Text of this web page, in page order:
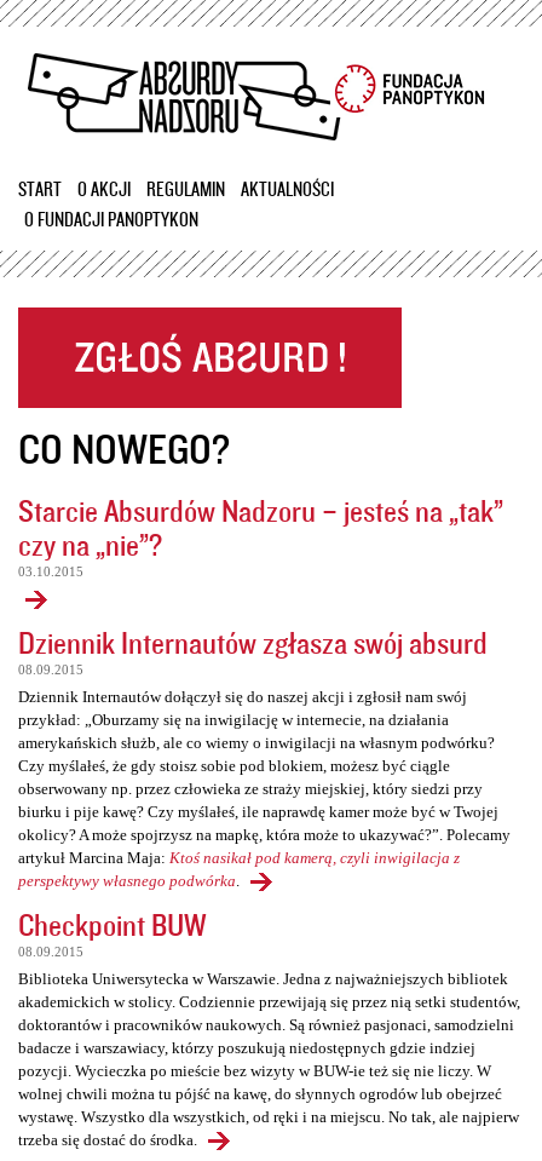
Przejdź
treści
START O AKCJI REGULAMIN
AKTUALNOŚCI
O FUNDACJI PANOPTYKON
CO NOWEGO?
Starcie Absurdów Nadzoru – jesteś na „tak”
czy na „nie”?
03.10.2015
Dziennik Internautów zgłasza swój absurd
08.09.2015
Dziennik Internautów dołączył się do naszej akcji i zgłosił nam swój
przykład: „Oburzamy się na inwigilację w internecie, na działania
amerykańskich służb, ale co wiemy o inwigilacji na własnym podwórku?
Czy myślałeś, że gdy stoisz sobie pod blokiem, możesz być ciągle
obserwowany np. przez człowieka ze straży miejskiej, który siedzi przy
biurku i pije kawę? Czy myślałeś, ile naprawdę kamer może być w Twojej
okolicy? A może spojrzysz na mapkę, która może to ukazywać?”. Polecamy
artykuł Marcina Maja: Ktoś nasikał pod kamerą, czyli inwigilacja z
perspektywy własnego podwórka
Checkpoint BUW
08.09.2015
Biblioteka Uniwersytecka w Warszawie. Jedna z najważniejszych bibliotek
akademickich w stolicy. Codziennie przewijają się przez nią setki studentów,
doktorantów i pracowników naukowych. Są również pasjonaci, samodzielni
badacze i warszawiacy, którzy poszukują niedostępnych gdzie indziej
pozycji. Wycieczka po mieście bez wizyty w BUW-ie też się nie liczy. W
wolnej chwili można tu pójść na kawę, do słynnych ogrodów lub obejrzeć
wystawę. Wszystko dla wszystkich, od ręki i na miejscu. No tak, ale najpierw
trzeba się dostać do środka.